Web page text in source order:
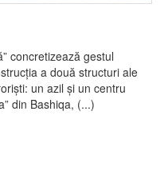
concretizează gestul
a două structuri ale
un azil și un centru
din Bashiqa, (...)